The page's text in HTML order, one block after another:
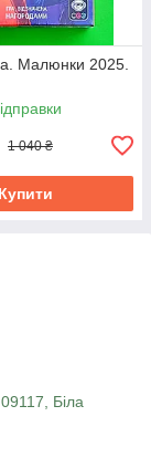
Малюнки 2025.
1 040 ₴
Купити
Біла